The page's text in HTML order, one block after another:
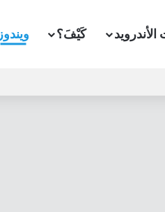
الأندرويد كَيْفَ؟ ويندوز